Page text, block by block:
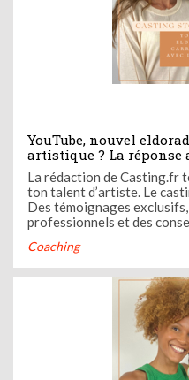
YouTube, nouvel
artistique ? La réponse
Pierre LBY dans le
le podcast de la
La rédaction de Casting.fr
ton talent d’artiste. Le
Des témoignages
professionnels et des
Ose devenir l’artiste que tu
Coaching